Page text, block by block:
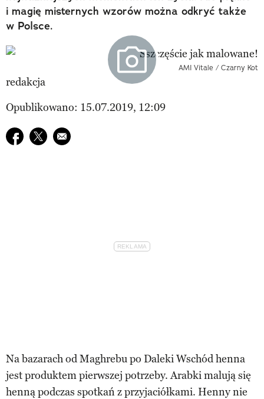
i magię misternych wzorów można odkryć także
w Polsce.
AMI Vitale / Czarny Kot
redakcja
Opublikowano: 15.07.2019, 12:09
Udostępnij na facebook
Udostępnij na twitter
E-mail do przyjaciela
Na bazarach od Maghrebu po Daleki Wschód henna
jest produktem pierwszej potrzeby. Arabki malują się
henną podczas spotkań z przyjaciółkami. Henny nie